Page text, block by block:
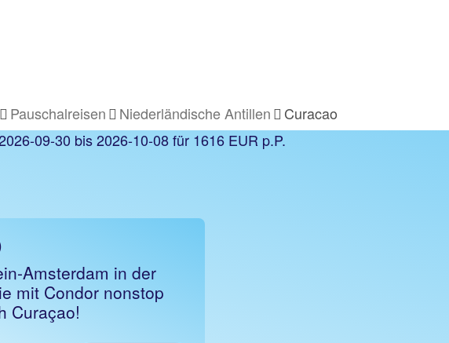
Pauschalreisen Niederländische Antillen Curacao
Amsterdam in der
mit Condor nonstop
Curaçao!